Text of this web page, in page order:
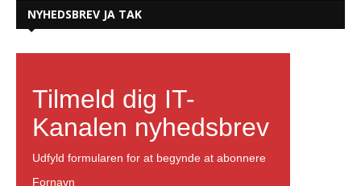
NYHEDSBREV JA TAK